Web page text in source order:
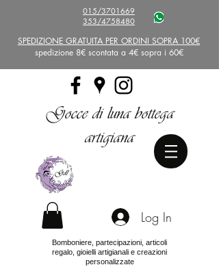
015/3701669
353/4758480
SPEDIZIONE GRATUITA PER ORDINI SOPRA 100€
spedizione 8€ scontata a 4€ sopra i 60€
Gocce di luna bottega
artigiana
Log In
Bomboniere, partecipazioni, articoli
regalo, gioielli artigianali e creazioni
personalizzate